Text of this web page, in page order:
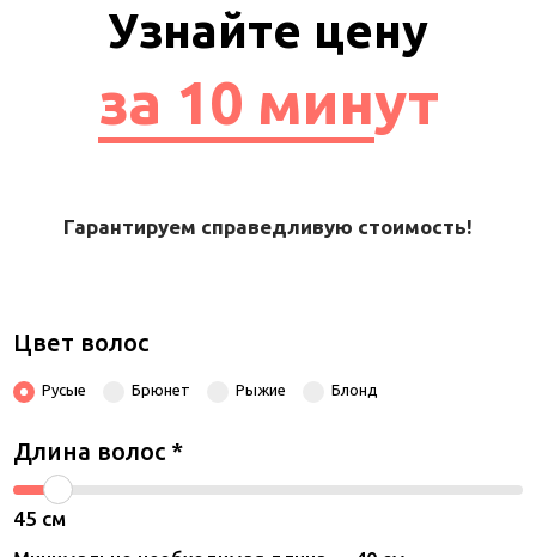
Узнайте цену
за 10 минут
Гарантируем справедливую стоимость!
Цвет волос
Русые Брюнет Рыжие Блонд
Длина волос *
45 см